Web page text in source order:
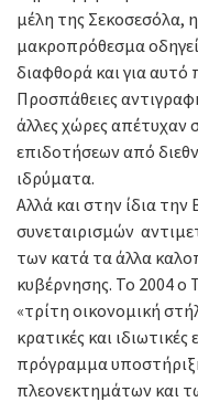
μέλη της Σεκοσεσόλα,
μακροπρόθεσμα
διαφθορά και για αυτό
Προσπάθειες
άλλες χώρες απέτυχαν
επιδοτήσεων από
ιδρύματα.
Αλλά και στην ίδια
συνεταιρισμών
των κατά τα άλλα
κυβέρνησης. Το 2004 ο
«τρίτη οικονομική
κρατικές και ιδιωτικές
πρόγραμμα
πλεονεκτημάτων και